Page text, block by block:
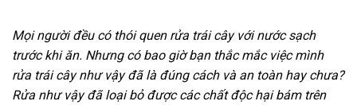
Mọi người đều có thói quen rửa trái cây với nước sạch
trước khi ăn. Nhưng có bao giờ bạn thắc mắc việc mình
rửa trái cây như vậy đã là đúng cách và an toàn hay chưa?
Rửa như vậy đã loại bỏ được các chất độc hại bám trên